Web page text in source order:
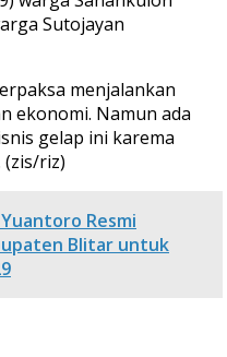
Sutojayan
menjalankan
ekonomi. Namun ada
gelap ini karema
(zis/riz)
Resmi
Blitar untuk